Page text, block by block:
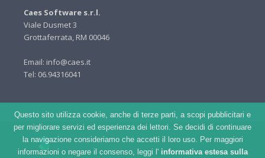
Caes Software s.r.l.
Viale Dusmet 3
Grottaferrata, RM 00046
Email: info@caes.it
Tel: 06.94316041
Questo sito utilizza cookie, anche di terze parti, a scopi pubblicitari e
per migliorare servizi ed esperienza dei lettori. Se decidi di continuare
la navigazione consideriamo che accetti il loro uso. Per maggiori
informazioni o negare il consenso, leggi l' informativa estesa sulla